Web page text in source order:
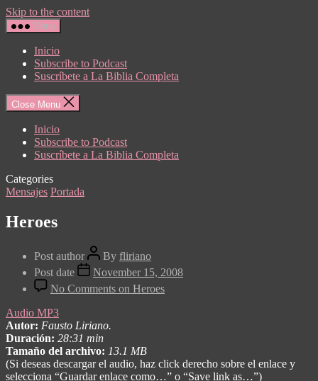
Skip to the content
Menu
Inicio
Subscribe to Podcast
Suscríbete a La Biblia Completa
Close Menu
Inicio
Subscribe to Podcast
Suscríbete a La Biblia Completa
Categories
Mensajes Portada
Heroes
Post author By fliriano
Post date
November 15, 2008
No Comments on Heroes
Audio MP3
Autor: Fausto Liriano.
Duración: 28:31 min
Tamaño del archivo: 13.1 MB
(Si deseas descargar el audio, haz click derecho sobre el enlace y
selecciona “Guardar enlace como…” o “Save link as…”)